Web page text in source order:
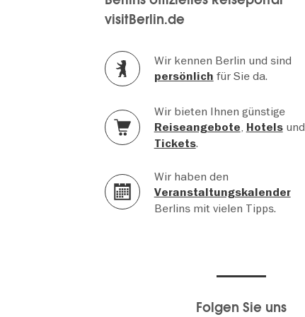
visitBerlin.de
Wir kennen Berlin und sind
persönlich für Sie da.
Wir bieten Ihnen günstige
Reiseangebote Hotelsund
Tickets.
Wir haben den
Veranstaltungskalender
Berlins mit vielen Tipps.
Folgen Sie uns